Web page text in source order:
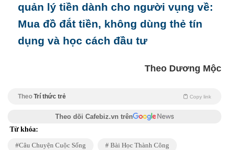
quản lý tiền dành cho người vụng về:
Mua đồ đắt tiền, không dùng thẻ tín
dụng và học cách đầu tư
Theo Dương Mộc
Theo Trí thức trẻ Copy link
Theo dõi Cafebiz.vn trên
Từ khóa:
Câu Chuyện Cuộc Sống Bài Học Thành Công